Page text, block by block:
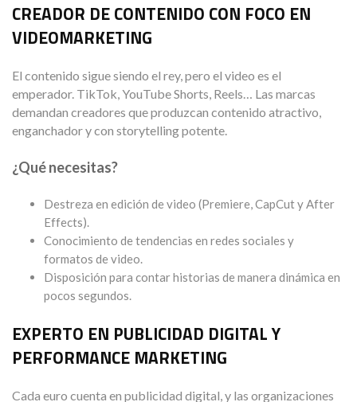
CREADOR DE CONTENIDO CON FOCO EN
VIDEOMARKETING
El contenido sigue siendo el rey, pero el video es el
emperador. TikTok, YouTube Shorts, Reels… Las marcas
demandan creadores que produzcan contenido atractivo,
enganchador y con storytelling potente.
¿Qué necesitas?
Destreza en edición de video (Premiere, CapCut y After
Effects).
Conocimiento de tendencias en redes sociales y
formatos de video.
Disposición para contar historias de manera dinámica en
pocos segundos.
EXPERTO EN PUBLICIDAD DIGITAL Y
PERFORMANCE MARKETING
Cada euro cuenta en publicidad digital, y las organizaciones